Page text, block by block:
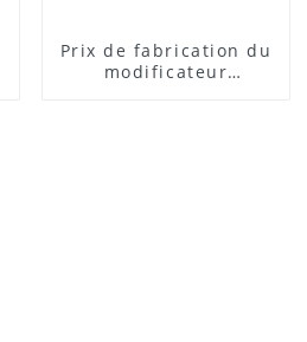
Prix ​​de fabrication du
modificateur